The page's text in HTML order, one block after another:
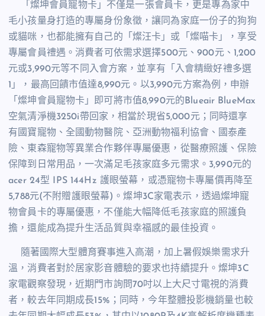
「燦坤會員寵物卡」 不僅是一張會員卡，更是專為家中
毛小孩量身打造的專屬身份象徵，讓 同為家庭一份子的狗狗
或貓咪，也都能擁有自己的「燦汪卡」或「燦喵卡」， 享受
專屬會員禮遇。 消費者 可依需求選擇500元、900元、 1,200
元或3,990元等不同入會方案，並享有「入會精緻好禮多選
1 」，最高回饋市值達8,990元。以3,990元方案為例，申辦
「燦坤會員寵物卡」即可將市值8,990元的 Blueair BlueMax
空氣清淨機3250i帶回家，相當於現省5,000元；同時還享
有國寶寵物、全國動物醫院、亞洲動物福利協會、國泰產
險、東森寵物等異業合作夥伴專屬優惠，從醫療照護、保險
保障到日常用品，一次滿足毛孩家庭多元需求。 3,990元的
acer24型 IPS 144Hz 護眼螢幕，或憑寵物卡專屬價再降至
5,788元(不附贈護眼螢幕) 。燦坤3C家電表示，透過燦坤寵
物會員卡的專屬優惠，不僅能大幅降低毛孩家庭的照護負
擔，還能成為提升生活品質與幸福感的最佳投資。
隨著國際大型體育賽事進入高潮，加上暑假娛樂需求升
溫，消費者對於居家影音體驗的要求也持續提升。燦坤3C
家電觀察發現，近期門市詢問70吋以上大尺寸電視的消費
者，較去年同期成長15% ；同時，今年整體投影機銷量也較